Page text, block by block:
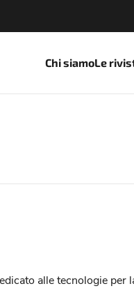
Chi siamoLe
alle tecnologie per